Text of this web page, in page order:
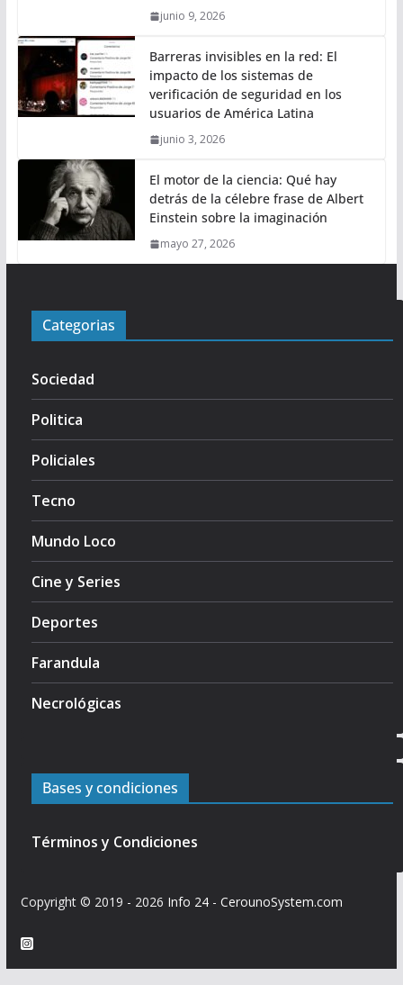
junio 9, 2026
Barreras invisibles en la red: El
impacto de los sistemas de
verificación de seguridad en los
usuarios de América Latina
junio 3, 2026
El motor de la ciencia: Qué hay
detrás de la célebre frase de Albert
Einstein sobre la imaginación
mayo 27, 2026
Categorias
Sociedad
Politica
Policiales
Tecno
Mundo Loco
Cine y Series
Deportes
Farandula
Necrológicas
Bases y condiciones
Términos y Condiciones
Copyright © 2019 - 2026 Info 24- CerounoSystem.com